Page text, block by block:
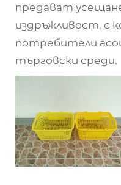
предават
издръжливост, с
потребители
търговски среди.